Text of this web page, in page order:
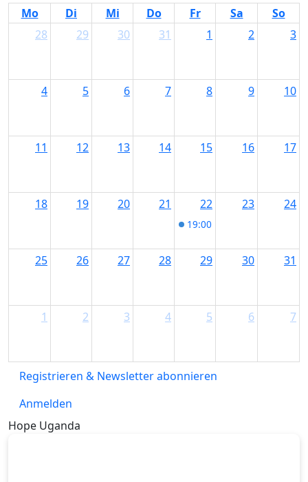
Mo Di Mi Do Fr Sa
So
28
29 30 31 1 2 3
4 5 6 7 8 9 10
11 12 13 14 15 16 17
18 19 20 21 22
19:00
23 24
25 26 27 28 29 30 31
1 2 3 4 5 6 7
Registrieren & Newsletter abonnieren
Anmelden
Hope Uganda